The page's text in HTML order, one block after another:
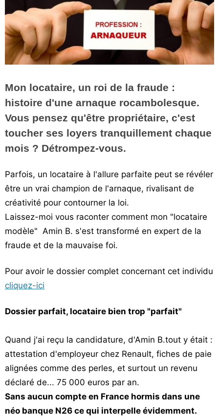
Vos
chroniques
Les
bonnes
Mon locataire, un roi de la fraude :
histoire d'une arnaque rocambolesque.
Vous pensez qu'être propriétaire, c'est
toucher ses loyers tranquillement chaque
mois ? Détrompez-vous.
Parfois, un locataire à l'allure parfaite peut se révéler
être un vrai champion de l'arnaque, rivalisant de
créativité pour contourner la loi.
Laissez-moi vous raconter comment mon "locataire
modèle" Amin B. s'est transformé en expert de la
fraude et de la mauvaise foi.
Pour avoir le dossier complet concernant cet individu
cliquez-ici
Dossier parfait, locataire bien trop "parfait"
Quand j'ai reçu la candidature, d'Amin B.tout y était :
attestation d'employeur chez Renault, fiches de paie
alignées comme des perles, et surtout un revenu
déclaré de... 75 000 euros par an.
Sans aucun compte en France hormis dans une
néo banque N26 ce qui interpelle évidemment.